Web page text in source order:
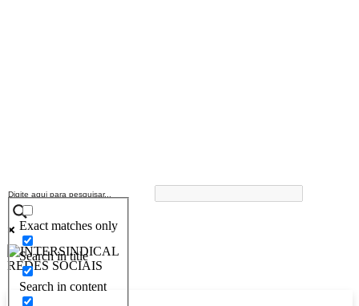
Exact matches only
Search in title
Search in content